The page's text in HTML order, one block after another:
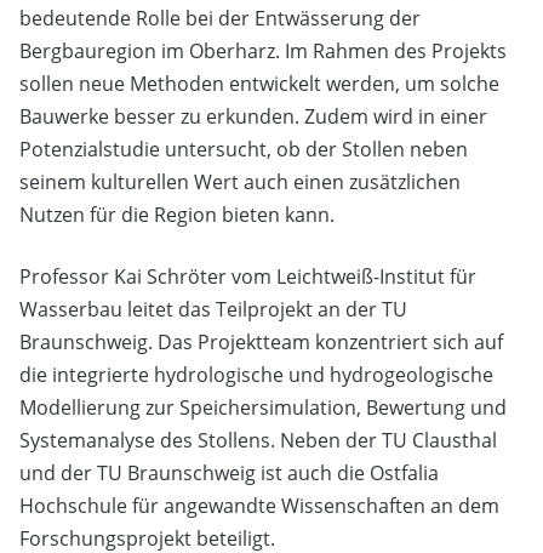
bedeutende Rolle bei der Entwässerung der
Bergbauregion im Oberharz. Im Rahmen des Projekts
sollen neue Methoden entwickelt werden, um solche
Bauwerke besser zu erkunden. Zudem wird in einer
Potenzialstudie untersucht, ob der Stollen neben
seinem kulturellen Wert auch einen zusätzlichen
Nutzen für die Region bieten kann.
Professor Kai Schröter vom Leichtweiß-Institut für
Wasserbau leitet das Teilprojekt an der TU
Braunschweig. Das Projektteam konzentriert sich auf
die integrierte hydrologische und hydrogeologische
Modellierung zur Speichersimulation, Bewertung und
Systemanalyse des Stollens. Neben der TU Clausthal
und der TU Braunschweig ist auch die Ostfalia
Hochschule für angewandte Wissenschaften an dem
Forschungsprojekt beteiligt.